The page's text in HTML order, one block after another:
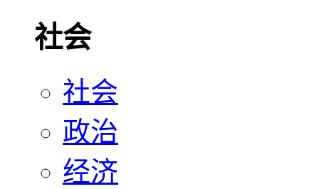
社会
社会
政治
经济